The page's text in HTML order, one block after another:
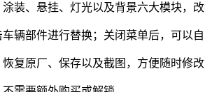
装、悬挂、灯光以及背景六大模块，改
辆部件进行替换；关闭菜单后，可以自
复原厂、保存以及截图，方便随时修改